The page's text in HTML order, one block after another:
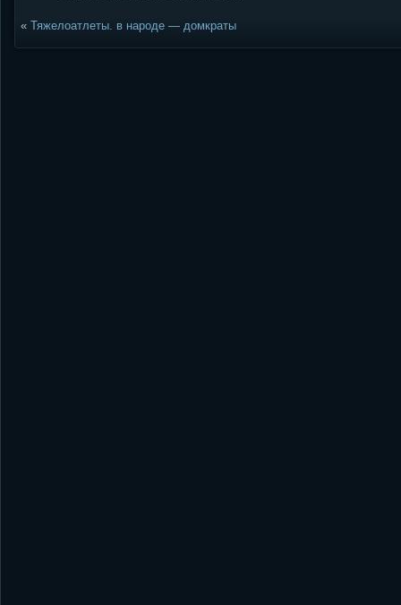
« Тяжелоатлеты. в народе — домкраты